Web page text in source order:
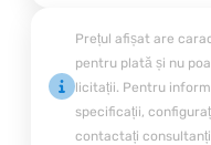
Prețul afișat are
pentru plată și nu
licitații. Pentru
specificații,
contactați